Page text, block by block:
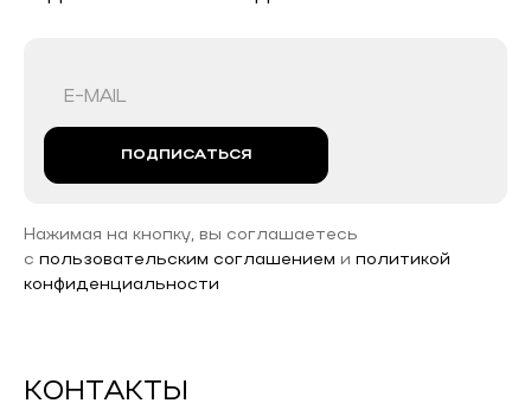
ПОДПИСАТЬСЯ
Нажимая на кнопку, вы соглашаетесь
с пользовательским соглашением и политикой
конфиденциальности
КОНТАКТЫ